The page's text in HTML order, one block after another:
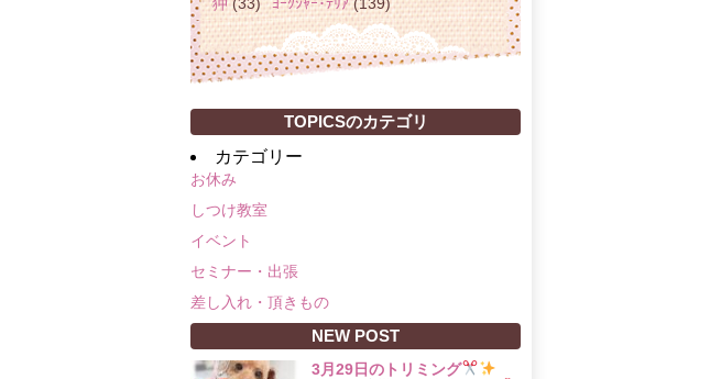
TOPICSのカテゴリ
カテゴリー
お休み
しつけ教室
イベント
セミナー・出張
差し入れ・頂きもの
NEW POST
3月29日のトリミング